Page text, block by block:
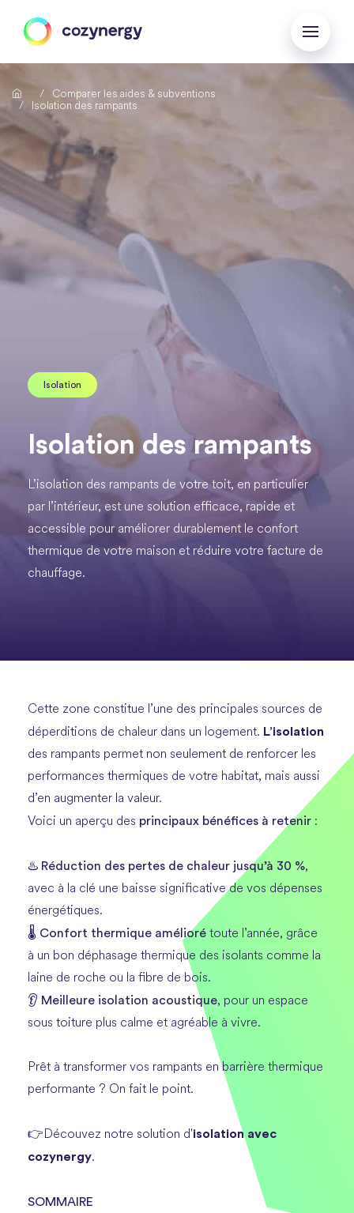
Comparer les aides & subventions
Isolation des rampants
Isolation
Isolation des rampants
L’isolation des rampants de votre toit, en particulier
par l’intérieur, est une solution efficace, rapide et
accessible pour améliorer durablement le confort
thermique de votre maison et réduire votre facture de
chauffage.
Cette zone constitue l’une des principales sources de
déperditions de chaleur dans un logement. L’isolation
des rampants permet non seulement de renforcer les
performances thermiques de votre habitat, mais aussi
d’en augmenter la valeur.
Voici un aperçu des principaux bénéfices à retenir :
♨️ Réduction des pertes de chaleur jusqu’à 30 %,
avec à la clé une baisse significative de vos dépenses
énergétiques.
🌡️ Confort thermique amélioré toute l’année, grâce
à un bon déphasage thermique des isolants comme la
laine de roche ou la fibre de bois.
👂 Meilleure isolation acoustique, pour un espace
sous toiture plus calme et agréable à vivre.
Prêt à transformer vos rampants en barrière thermique
performante ? On fait le point.
👉Découvez notre solution d'isolation avec
cozynergy.
SOMMAIRE